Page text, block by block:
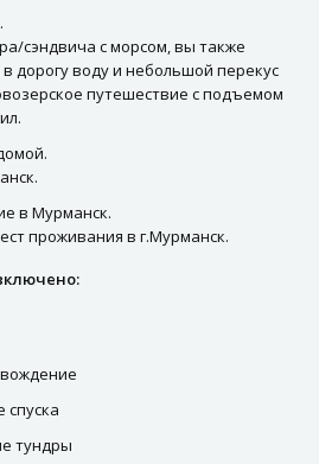
сэндвича с морсом, вы также
дорогу воду и небольшой перекус
путешествие с подъемом
в Мурманск.
проживания в г.Мурманск.
тундры